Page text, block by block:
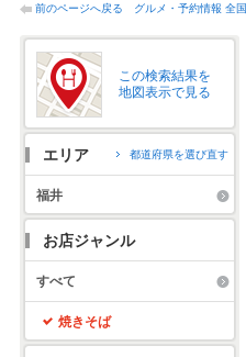
前のページへ戻る グルメ・予約情報 全国
この検索結果を
地図表示で見る
エリア 都道府県を選び直す
福井
お店ジャンル
すべて
焼きそば